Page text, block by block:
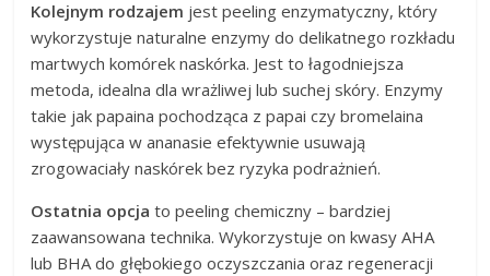
Kolejnym rodzajem jest peeling enzymatyczny, który
wykorzystuje naturalne enzymy do delikatnego rozkładu
martwych komórek naskórka. Jest to łagodniejsza
metoda, idealna dla wrażliwej lub suchej skóry. Enzymy
takie jak papaina pochodząca z papai czy bromelaina
występująca w ananasie efektywnie usuwają
zrogowaciały naskórek bez ryzyka podrażnień.
Ostatnia opcja to peeling chemiczny – bardziej
zaawansowana technika. Wykorzystuje on kwasy AHA
lub BHA do głębokiego oczyszczania oraz regeneracji